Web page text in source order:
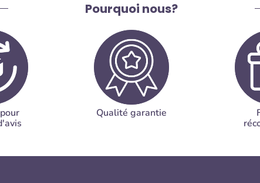
Pourquoi nous?
Qualité garantie